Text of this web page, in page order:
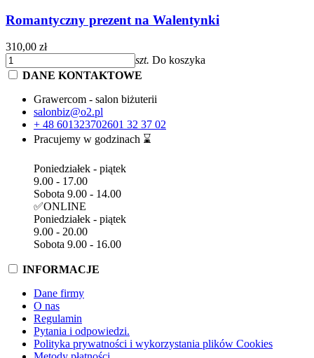
Romantyczny prezent na Walentynki
310,00 zł
szt. Do koszyka
DANE KONTAKTOWE
Grawercom - salon biżuterii
salonbiz@o2.pl
+ 48 601323702601 32 37 02
Pracujemy w godzinach ⌛
Poniedziałek - piątek
9.00 - 17.00
Sobota 9.00 - 14.00
✅ONLINE
Poniedziałek - piątek
9.00 - 20.00
Sobota 9.00 - 16.00
INFORMACJE
Dane firmy
O nas
Regulamin
Pytania i odpowiedzi.
Polityka prywatności i wykorzystania plików Cookies